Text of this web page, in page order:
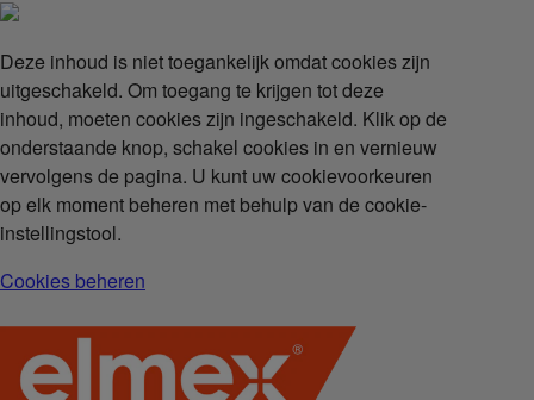
Deze inhoud is niet toegankelijk omdat cookies zijn
uitgeschakeld. Om toegang te krijgen tot deze
inhoud, moeten cookies zijn ingeschakeld. Klik op de
onderstaande knop, schakel cookies in en vernieuw
vervolgens de pagina. U kunt uw cookievoorkeuren
op elk moment beheren met behulp van de cookie-
instellingstool.
Cookies beheren